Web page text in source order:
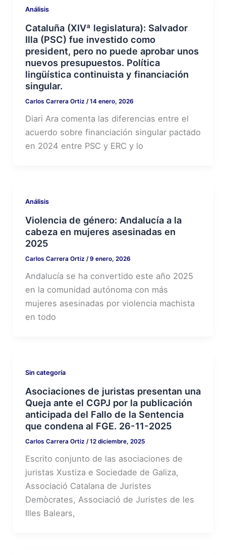
Análisis
Cataluña (XIVª legislatura): Salvador
Illa (PSC) fue investido como
president, pero no puede aprobar unos
nuevos presupuestos. Política
lingüística continuista y financiación
singular.
Carlos Carrera Ortiz /14 enero, 2026
Diari Ara comenta las diferencias entre el
acuerdo sobre financiación singular pactado
en 2024 entre PSC y ERC y lo
Análisis
Violencia de género: Andalucía a la
cabeza en mujeres asesinadas en
2025
Carlos Carrera Ortiz /9 enero, 2026
Andalucía se ha convertido este año 2025
en la comunidad autónoma con más
mujeres asesinadas por violencia machista
en todo
Sin categoría
Asociaciones de juristas presentan una
Queja ante el CGPJ por la publicación
anticipada del Fallo de la Sentencia
que condena al FGE. 26-11-2025
Carlos Carrera Ortiz /12 diciembre, 2025
Escrito conjunto de las asociaciones de
juristas Xustiza e Sociedade de Galiza,
Associació Catalana de Juristes
Demòcrates, Associació de Juristes de les
Illes Balears,